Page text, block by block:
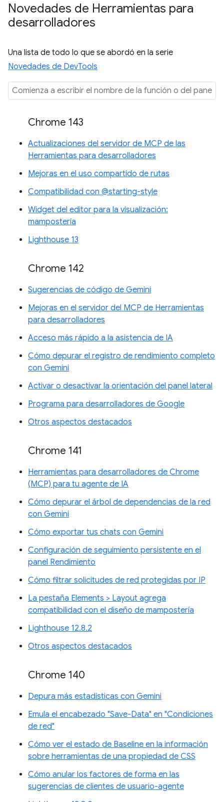
Novedades de Herramientas para
desarrolladores
Una lista de todo lo que se abordó en la serie
Novedades de DevTools
Chrome 143
Actualizaciones del servidor de MCP de las
Herramientas para desarrolladores
Mejoras en el uso compartido de rutas
Compatibilidad con @starting-style
Widget del editor para la visualización:
mampostería
Lighthouse 13
Chrome 142
Sugerencias de código de Gemini
Mejoras en el servidor del MCP de Herramientas
para desarrolladores
Acceso más rápido a la asistencia de IA
Cómo depurar el registro de rendimiento completo
con Gemini
Activar o desactivar la orientación del panel lateral
Programa para desarrolladores de Google
Otros aspectos destacados
Chrome 141
Herramientas para desarrolladores de Chrome
(MCP) para tu agente de IA
Cómo depurar el árbol de dependencias de la red
con Gemini
Cómo exportar tus chats con Gemini
Configuración de seguimiento persistente en el
panel Rendimiento
Cómo filtrar solicitudes de red protegidas por IP
La pestaña Elements > Layout agrega
compatibilidad con el diseño de mampostería
Lighthouse 12.8.2
Otros aspectos destacados
Chrome 140
Depura más estadísticas con Gemini
Emula el encabezado "Save-Data" en "Condiciones
de red"
Cómo ver el estado de Baseline en la información
sobre herramientas de una propiedad de CSS
Cómo anular los factores de forma en las
sugerencias de clientes de usuario-agente